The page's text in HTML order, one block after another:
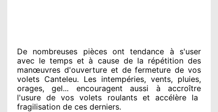
De nombreuses pièces ont tendance à s'user
avec le temps et à causede la répétition des
manœuvres d'ouverture et de fermeture de vos
volets Canteleu. Les intempéries, vents, pluies,
orages, gel... encouragent aussi à accroître
l'usure de vos volets roulants et accélère la
fragilisation de ces derniers.